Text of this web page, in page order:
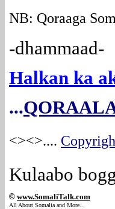
NB: Qoraaga
-dhammaad-
Halkan ka
...
<><>....
Kulaabo
© www.SomaliTalk.com
All About Somalia and More...